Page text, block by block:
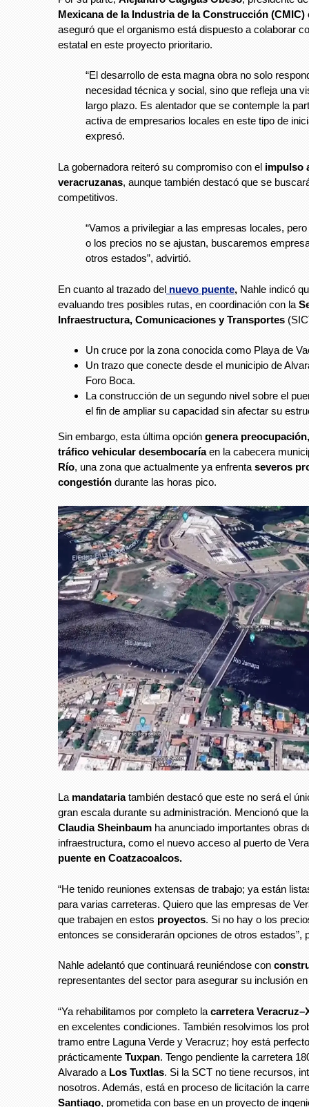
Mexicana de la Industria de la Construcción (CMIC)
aseguró que el organismo está dispuesto a colaborar
estatal en este proyecto prioritario.
“El desarrollo de esta magna obra no solo
necesidad técnica y social, sino que refleja una
largo plazo. Es alentador que se contemple la
activa de empresarios locales en este tipo de
expresó.
La gobernadora reiteró su compromiso con el impulso
veracruzanas, aunque también destacó que se
competitivos.
“Vamos a privilegiar a las empresas locales,
o los precios no se ajustan, buscaremos
otros estados”, advirtió.
En cuanto al trazado del nuevo puente, Nahle indicó
evaluando tres posibles rutas, en coordinación con la
Infraestructura, Comunicaciones y Transportes
Un cruce por la zona conocida como Playa de
Un trazo que conecte desde el municipio de
Foro Boca.
La construcción de un segundo nivel sobre el
el fin de ampliar su capacidad sin afectar su
Sin embargo, esta última opción genera preocupación,
tráfico vehicular desembocaríaen la cabecera
Río, una zona que actualmente ya enfrenta severos
congestión durante las horas pico.
La mandatariatambién destacó que este no será el
gran escala durante su administración. Mencionó que
Claudia Sheinbaum ha anunciado importantes obras
infraestructura, como el nuevo acceso al puerto de
puente en Coatzacoalcos.
“He tenido reuniones extensas de trabajo; ya están
para varias carreteras. Quiero que las empresas de
que trabajen en estos proyectos. Si no hay o los
entonces se considerarán opciones de otros estados”,
Nahle adelantó que continuará reuniéndose con
representantes del sector para asegurar su inclusión
“Ya rehabilitamos por completo la carretera
en excelentes condiciones. También resolvimos los
tramo entre Laguna Verde y Veracruz; hoy está
prácticamente Tuxpan. Tengo pendiente la carretera
Alvarado a Los Tuxtlas. Si la SCT no tiene recursos,
nosotros. Además, está en proceso de licitación la
Santiago, prometida con base en un proyecto de